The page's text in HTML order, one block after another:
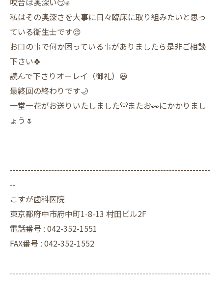
私はその奥深さを大事に日々臨床に取り組みたいと思っ
ている衛生士です😌
お口の事で何か困っている事がありましたら是非ご相談
下さい🍀
読んで下さりオーレイ（御礼）😃
最終回の終わりです🌙
一堂一花がお送りいたしました🐻またお👀にかかりまし
ょう🌷
--------------------------------------------------------------------
--
こすが歯科医院
東京都府中市府中町1-8-13 村田ビル2F
電話番号 : 042-352-1551
FAX番号 : 042-352-1552
--------------------------------------------------------------------